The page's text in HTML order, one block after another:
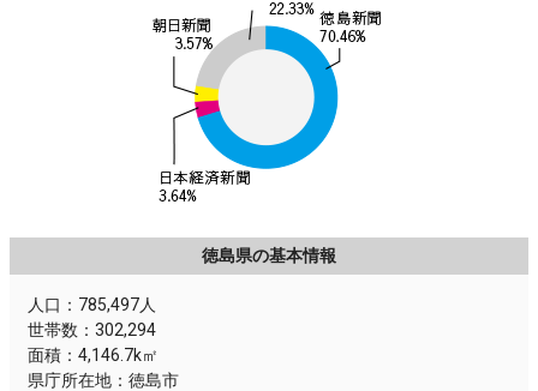
徳島県の基本情報
人口：785,497人
世帯数：302,294
面積：4,146.7k㎡
県庁所在地：徳島市